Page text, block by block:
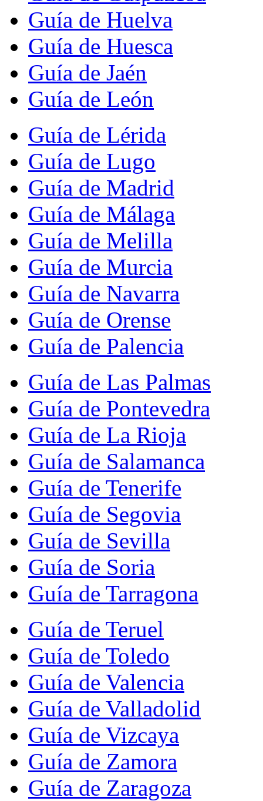
Guía de Huelva
Guía de Huesca
Guía de Jaén
Guía de León
Guía de Lérida
Guía de Lugo
Guía de Madrid
Guía de Málaga
Guía de Melilla
Guía de Murcia
Guía de Navarra
Guía de Orense
Guía de Palencia
Guía de Las Palmas
Guía de Pontevedra
Guía de La Rioja
Guía de Salamanca
Guía de Tenerife
Guía de Segovia
Guía de Sevilla
Guía de Soria
Guía de Tarragona
Guía de Teruel
Guía de Toledo
Guía de Valencia
Guía de Valladolid
Guía de Vizcaya
Guía de Zamora
Guía de Zaragoza